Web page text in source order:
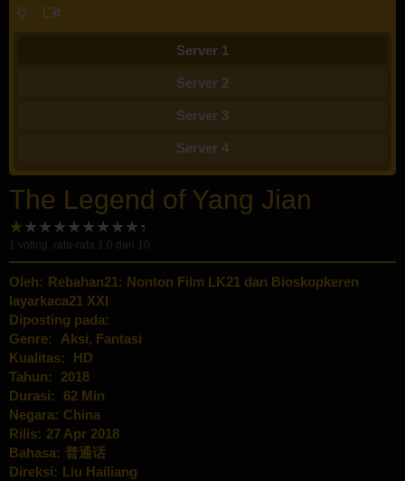
Server 1
Server 2
Server 3
Server 4
The Legend of Yang Jian
1 voting, rata-rata 1.0 dari 10
Oleh: Rebahan21: Nonton Film LK21 dan Bioskopkeren
layarkaca21 XXI
Diposting pada:
Genre:
Aksi, Fantasi
Kualitas:
HD
Tahun:
2018
Durasi:
62 Min
Negara: China
Rilis: 27 Apr 2018
Bahasa: 普通话
Direksi: Liu Hailiang